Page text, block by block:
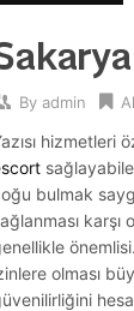
By admin
hizmetleri
bulmak
karşı
olması